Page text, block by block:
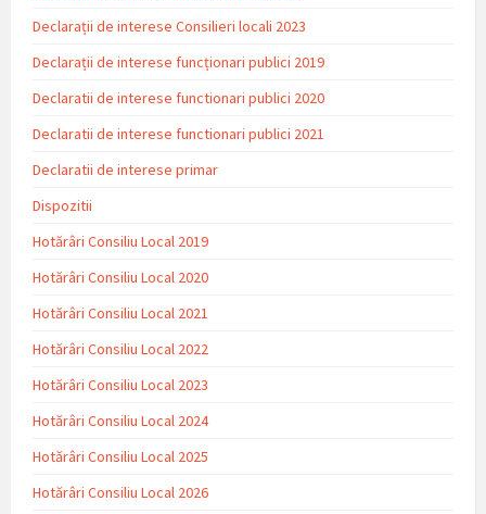
Declarații de interese Consilieri locali 2023
Declarații de interese funcționari publici 2019
Declaratii de interese functionari publici 2020
Declaratii de interese functionari publici 2021
Declaratii de interese primar
Dispozitii
Hotărâri Consiliu Local 2019
Hotărâri Consiliu Local 2020
Hotărâri Consiliu Local 2021
Hotărâri Consiliu Local 2022
Hotărâri Consiliu Local 2023
Hotărâri Consiliu Local 2024
Hotărâri Consiliu Local 2025
Hotărâri Consiliu Local 2026